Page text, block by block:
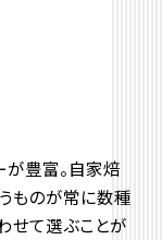
が豊富。自家焙
ものが常に数種
せて選ぶことが